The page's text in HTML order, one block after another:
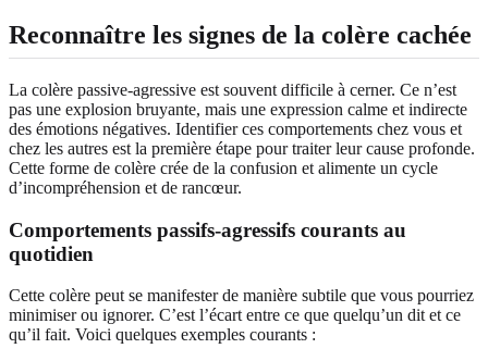
Reconnaître les signes de la colère cachée
La colère passive-agressive est souvent difficile à cerner. Ce n’est
pas une explosion bruyante, mais une expression calme et indirecte
des émotions négatives. Identifier ces comportements chez vous et
chez les autres est la première étape pour traiter leur cause profonde.
Cette forme de colère crée de la confusion et alimente un cycle
d’incompréhension et de rancœur.
Comportements passifs-agressifs courants au
quotidien
Cette colère peut se manifester de manière subtile que vous pourriez
minimiser ou ignorer. C’est l’écart entre ce que quelqu’un dit et ce
qu’il fait. Voici quelques exemples courants :